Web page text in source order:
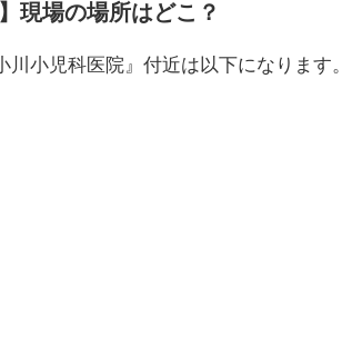
現場の場所はどこ？
小児科医院』付近は以下になります。